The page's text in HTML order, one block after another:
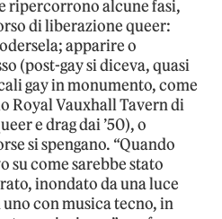
ripercorrono alcune fasi,
di liberazione queer:
apparire o
(post-gay si diceva, quasi
gay in monumento, come
Royal Vauxhall Tavern di
e drag dai ’50), o
si spengano. “Quando
su come sarebbe stato
inondato da una luce
uno con musica tecno, in